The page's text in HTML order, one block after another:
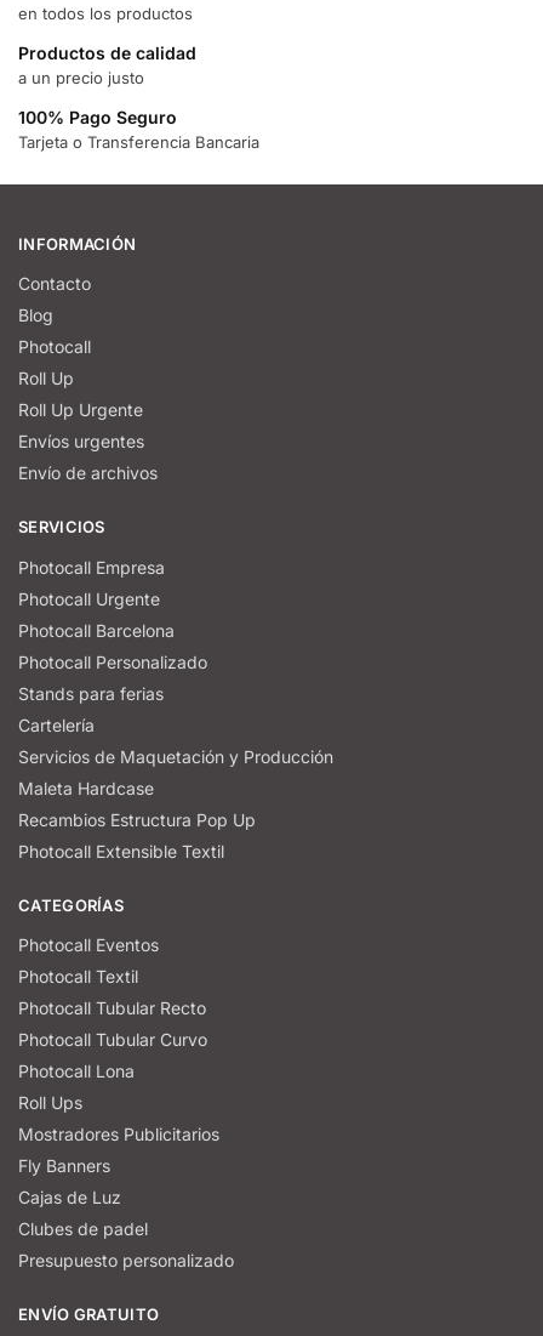
en todos los productos
Productos de calidad
a un precio justo
100% Pago Seguro
Tarjeta o Transferencia Bancaria
INFORMACIÓN
Contacto
Blog
Photocall
Roll Up
Roll Up Urgente
Envíos urgentes
Envío de archivos
SERVICIOS
Photocall Empresa
Photocall Urgente
Photocall Barcelona
Photocall Personalizado
Stands para ferias
Cartelería
Servicios de Maquetación y Producción
Maleta Hardcase
Recambios Estructura Pop Up
Photocall Extensible Textil
CATEGORÍAS
Photocall Eventos
Photocall Textil
Photocall Tubular Recto
Photocall Tubular Curvo
Photocall Lona
Roll Ups
Mostradores Publicitarios
Fly Banners
Cajas de Luz
Clubes de padel
Presupuesto personalizado
ENVÍO GRATUITO